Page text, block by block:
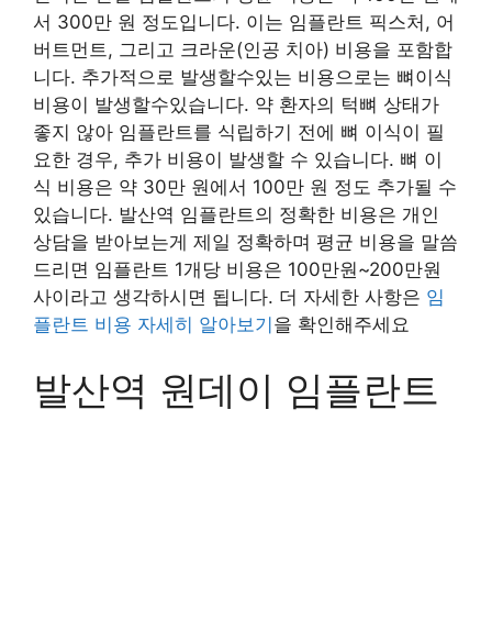
서 300만 원 정도입니다. 이는 임플란트 픽스처, 어
버트먼트, 그리고 크라운(인공 치아) 비용을 포함합
니다. 추가적으로 발생할수있는 비용으로는 뼈이식
비용이 발생할수있습니다. 약 환자의 턱뼈 상태가
좋지 않아 임플란트를 식립하기 전에 뼈 이식이 필
요한 경우, 추가 비용이 발생할 수 있습니다. 뼈 이
식 비용은 약 30만 원에서 100만 원 정도 추가될 수
있습니다. 발산역 임플란트의 정확한 비용은 개인
상담을 받아보는게 제일 정확하며 평균 비용을 말씀
드리면 임플란트 1개당 비용은 100만원~200만원
사이라고 생각하시면 됩니다. 더 자세한 사항은 임
플란트 비용 자세히 알아보기을 확인해주세요
발산역 원데이 임플란트